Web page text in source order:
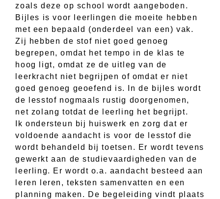
zoals deze op school wordt aangeboden.
Bijles is voor leerlingen die moeite hebben
met een bepaald (onderdeel van een) vak.
Zij hebben de stof niet goed genoeg
begrepen, omdat het tempo in de klas te
hoog ligt, omdat ze de uitleg van de
leerkracht niet begrijpen of omdat er niet
goed genoeg geoefend is. In de bijles wordt
de lesstof nogmaals rustig doorgenomen,
net zolang totdat de leerling het begrijpt.
Ik ondersteun bij huiswerk en zorg dat er
voldoende aandacht is voor de lesstof die
wordt behandeld bij toetsen. Er wordt tevens
gewerkt aan de studievaardigheden van de
leerling. Er wordt o.a. aandacht besteed aan
leren leren, teksten samenvatten en een
planning maken. De begeleiding vindt plaats